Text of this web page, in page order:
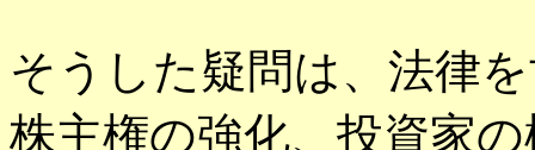
そうした疑問は、法律
株主権の強化、投資家